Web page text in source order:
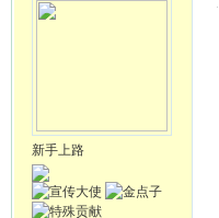
新手上路